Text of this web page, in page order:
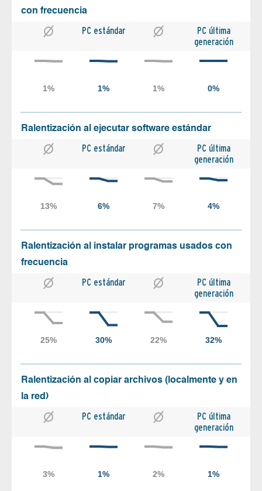
con frecuencia
PC estándar
PC última
generación
Ralentización al ejecutar software estándar
PC estándar
PC última
generación
Ralentización al instalar programas usados con
frecuencia
PC estándar
PC última
generación
Ralentización al copiar archivos (localmente y en
la red)
PC estándar
PC última
generación